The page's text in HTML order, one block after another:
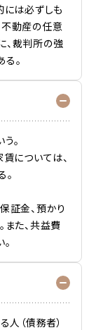
には必ずしも
動産の任意
、裁判所の強
。
。
については、
証金、預かり
また、共益費
人（債務者）